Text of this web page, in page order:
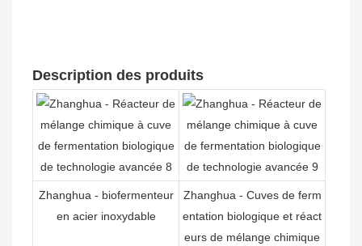
Description des produits
Zhanghua - biofermenteur
en acier inoxydable
Zhanghua - Cuves de ferm
entation biologique et réact
eurs de mélange chimique